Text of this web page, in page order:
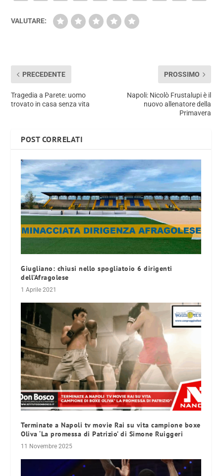
VALUTARE:
PRECEDENTE
Tragedia a Parete: uomo
trovato in casa senza vita
PROSSIMO
Napoli: Nicolò Frustalupi è il
nuovo allenatore della
Primavera
POST CORRELATI
Giugliano: chiusi nello spogliatoio 6 dirigenti
dell’Afragolese
1 Aprile 2021
Terminate a Napoli tv movie Rai su vita campione boxe
Oliva ‘La promessa di Patrizio’ di Simone Ruiggeri
11 Novembre 2025